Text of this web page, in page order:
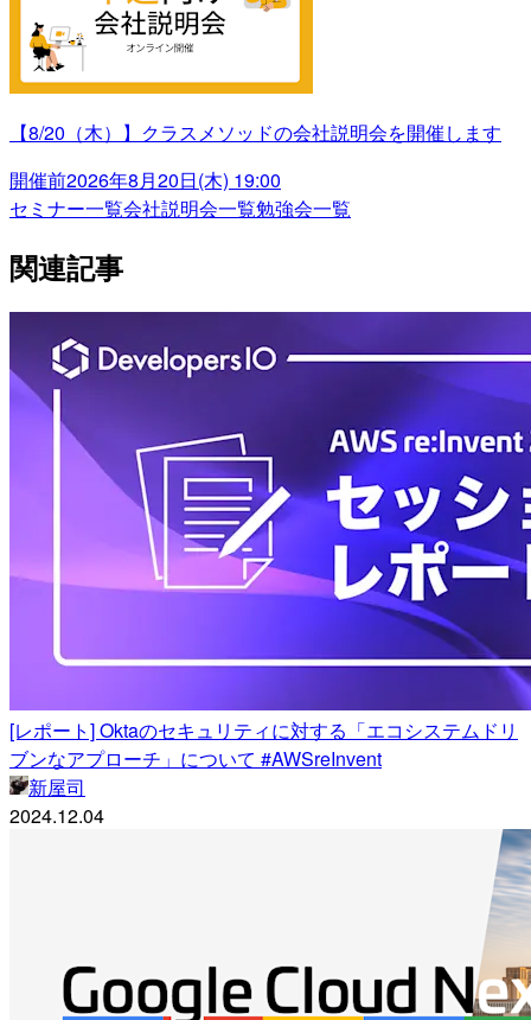
【8/20（木）】クラスメソッドの会社説明会を開催します
開催前2026年8月20日(木) 19:00
セミナー一覧会社説明会一覧勉強会一覧
関連記事
[レポート] Oktaのセキュリティに対する「エコシステムドリ
ブンなアプローチ」について #AWSreInvent
新屋司
2024.12.04